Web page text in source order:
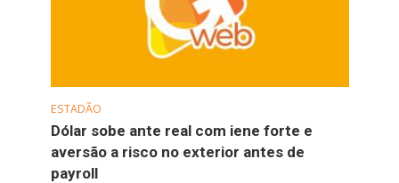
ESTADÃO
Dólar sobe ante real com iene forte e
aversão a risco no exterior antes de
payroll